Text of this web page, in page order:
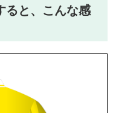
ると、こんな感